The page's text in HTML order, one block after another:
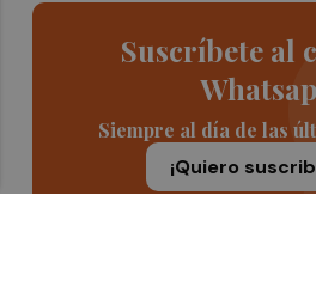
Suscríbete al
Siempre al día de las
¡Quiero